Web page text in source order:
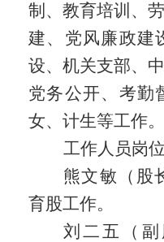
制、教育培训、
建、党风廉政建
设、机关支部、
党务公开、考勤
女、计生等工作。
工作人员岗
熊文敏（股
育股工作。
刘二五（